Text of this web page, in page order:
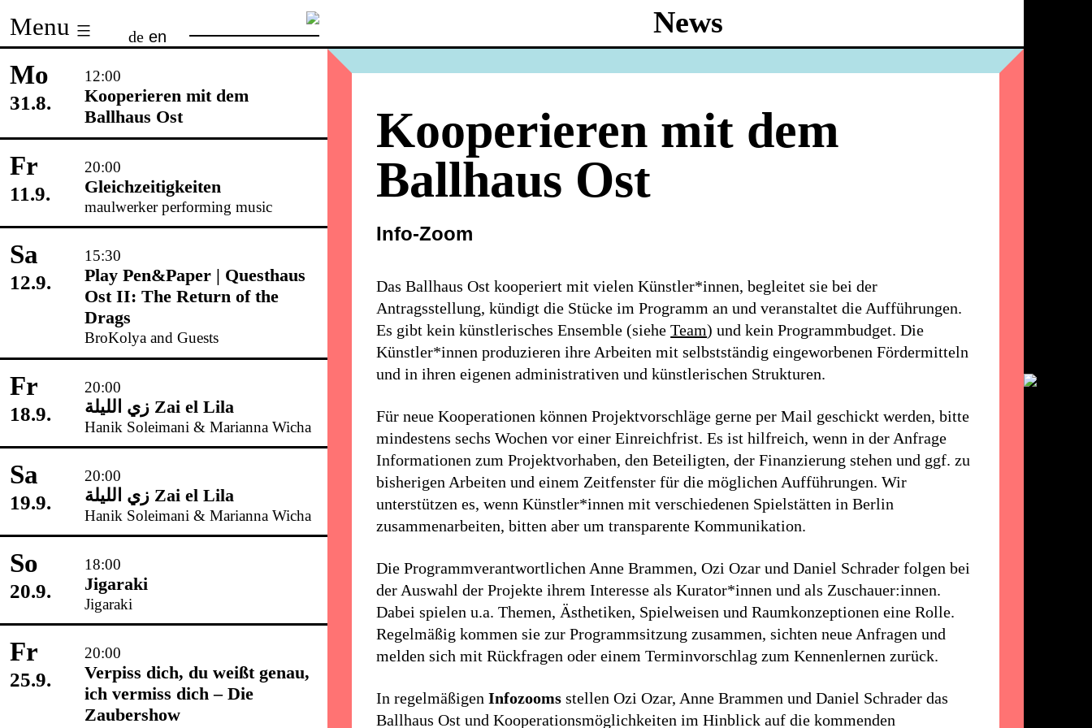
to
content
Menu de en
Mo
31.8.
12:00
Kooperieren mit dem
Ballhaus Ost
Fr
11.9.
20:00
Gleichzeitigkeiten
maulwerker performing music
Sa
12.9.
15:30
Play Pen&Paper | Questhaus
Ost II: The Return of the
Drags
BroKolya and Guests
Fr
18.9.
20:00
زي‌ اللیلة Zai el Lila
Hanik Soleimani & Marianna Wicha
Sa
19.9.
20:00
زي‌ اللیلة Zai el Lila
Hanik Soleimani & Marianna Wicha
So
20.9.
18:00
Jigaraki
Jigaraki
Fr
25.9.
20:00
Verpiss dich, du weißt genau,
ich vermiss dich – Die
Zaubershow
News
Kooperieren mit dem
Ballhaus Ost
Info-Zoom
Das Ballhaus Ost kooperiert mit vielen Künstler*innen, begleitet sie bei der
Antragsstellung, kündigt die Stücke im Programm an und veranstaltet die Aufführungen.
Es gibt kein künstlerisches Ensemble (sieheTeam) und kein Programmbudget. Die
Künstler*innen produzieren ihre Arbeiten mit selbstständig eingeworbenen Fördermitteln
und in ihren eigenen administrativen und künstlerischen Strukturen.
Für neue Kooperationen können Projektvorschläge gerne per Mail geschickt werden, bitte
mindestens sechs Wochen vor einer Einreichfrist. Es ist hilfreich, wenn in der Anfrage
Informationen zum Projektvorhaben, den Beteiligten, der Finanzierung stehen und ggf. zu
bisherigen Arbeiten und einem Zeitfenster für die möglichen Aufführungen. Wir
unterstützen es, wenn Künstler*innen mit verschiedenen Spielstätten in Berlin
zusammenarbeiten, bitten aber um transparente Kommunikation.
Die Programmverantwortlichen Anne Brammen, Ozi Ozar und Daniel Schrader folgen bei
der Auswahl der Projekte ihrem Interesse als Kurator*innen und als Zuschauer:innen.
Dabei spielen u.a. Themen, Ästhetiken, Spielweisen und Raumkonzeptionen eine Rolle.
Regelmäßig kommen sie zur Programmsitzung zusammen, sichten neue Anfragen und
melden sich mit Rückfragen oder einem Terminvorschlag zum Kennenlernen zurück.
In regelmäßigenInfozooms stellen Ozi Ozar, Anne Brammen und Daniel Schrader das
Ballhaus Ost und Kooperationsmöglichkeiten im Hinblick auf die kommenden